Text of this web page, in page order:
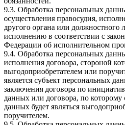
9.3. Обработка персональных
осуществления правосудия,
другого органа или
исполнению в соответствии с
Федерации об исполнительном
9.4. Обработка персональных
исполнения договора, стороной
выгодоприобретателем или
является субъект персональных
заключения договора по
данных или договора, по которому
данных будет являться
поручителем.